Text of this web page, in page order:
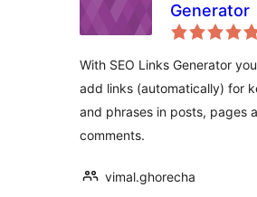
Generator
With SEO Links Generator
add links (automatically) for
and phrases in posts, pages
comments.
vimal.ghorecha